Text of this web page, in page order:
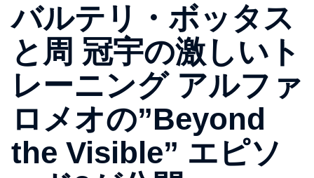
バルテリ・ボッタス
と周 冠宇の激しいト
レーニング アルファ
ロメオの”Beyond
the Visible” エピソ